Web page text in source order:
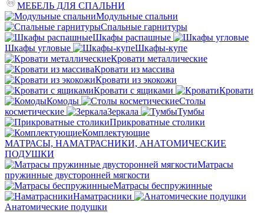
МЕБЕЛЬ ДЛЯ СПАЛЬНИ
Модульные спальни
Спальные гарнитуры
Шкафы распашные
Шкафы угловые
Шкафы-купе
Кровати металлические
Кровати из массива
Кровати из экокожи
Кровати с ящиками
Кровати
Комоды
Столы
косметические
Зеркала
Тумбы
Прикроватные столики
Комплектующие
МАТРАСЫ, НАМАТРАСНИКИ, АНАТОМИЧЕСКИЕ
ПОДУШКИ
Матрасы
пружинные двусторонней мягкости
Матрасы беспружинные
Наматрасники
Анатомические подушки